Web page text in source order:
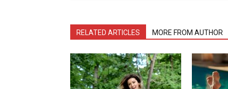
RELATED ARTICLES MORE FROM AUTHOR